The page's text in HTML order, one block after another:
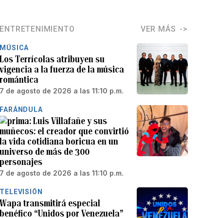
ENTRETENIMIENTO VER MÁS
MÚSICA
Los Terrícolas atribuyen su
vigencia a la fuerza de la música
romántica
7 de agosto de 2026 a las 11:10 p.m.
FARÁNDULA
Luis Villafañe y sus
muñecos: el creador que convirtió
la vida cotidiana boricua en un
universo de más de 300
personajes
7 de agosto de 2026 a las 11:10 p.m.
TELEVISIÓN
Wapa transmitirá especial
benéfico “Unidos por Venezuela”